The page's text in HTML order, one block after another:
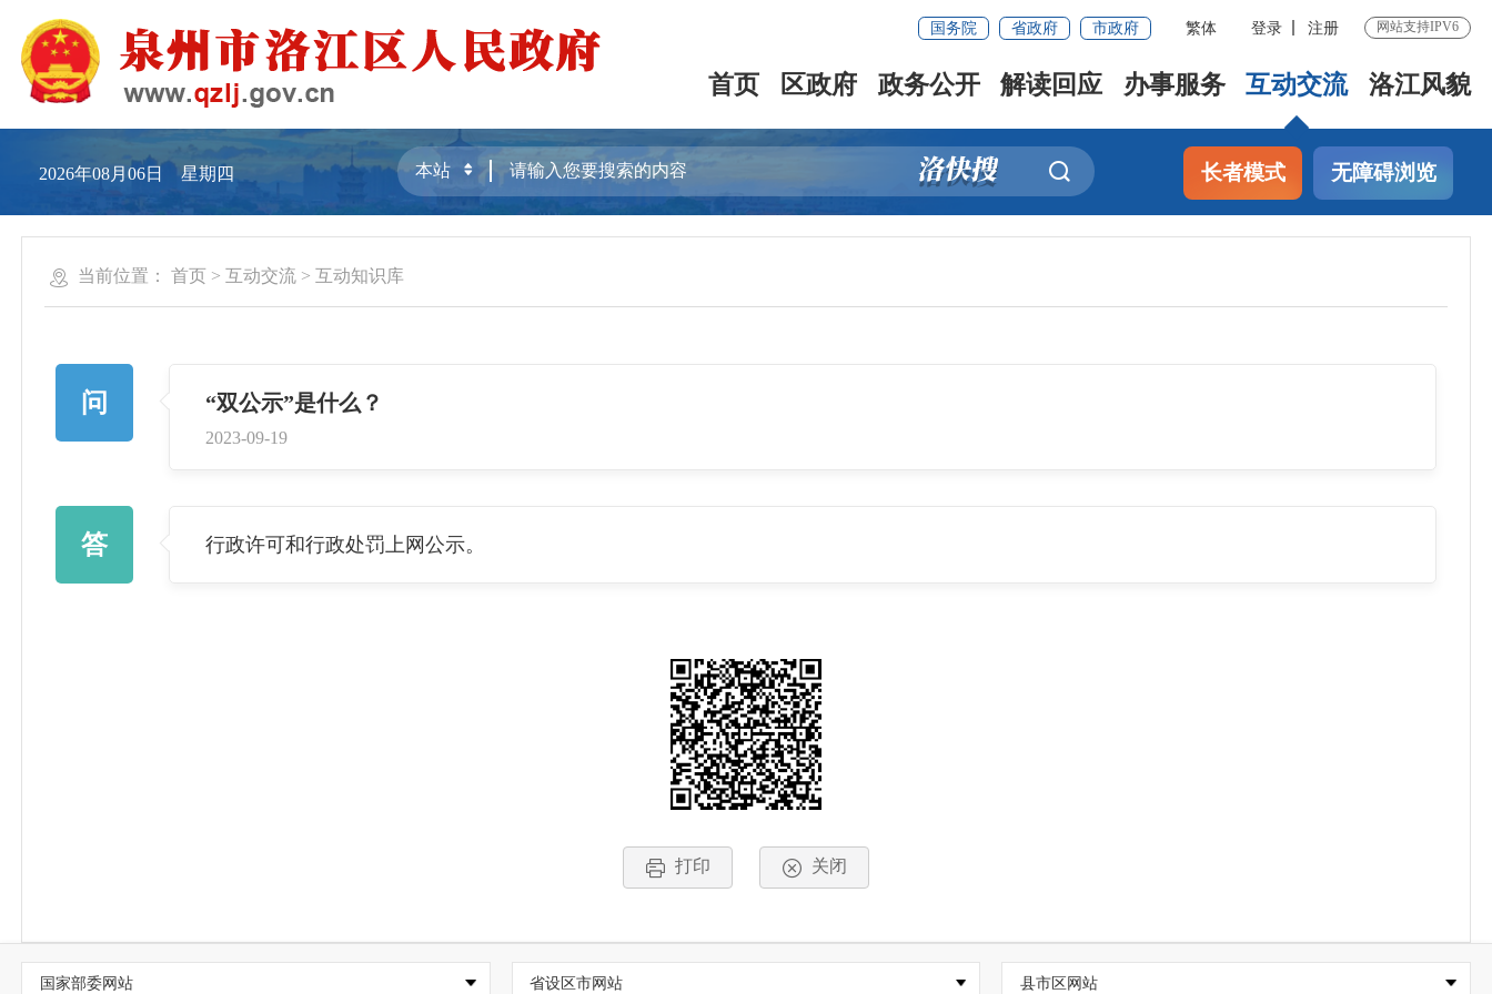
国务院 省政府 市政府 繁体 登录 注册 网站支持IPV6
首页 区政府 政务公开 解读回应 办事服务 互动交流 洛江风貌
2026年08月06日 星期四 长者模式 无障碍浏览
当前位置： 首页 >互动交流 >互动知识库
问 “双公示”是什么？
2023-09-19
答 行政许可和行政处罚上网公示。
打印 关闭
国家部委网站 省设区市网站 县市区网站